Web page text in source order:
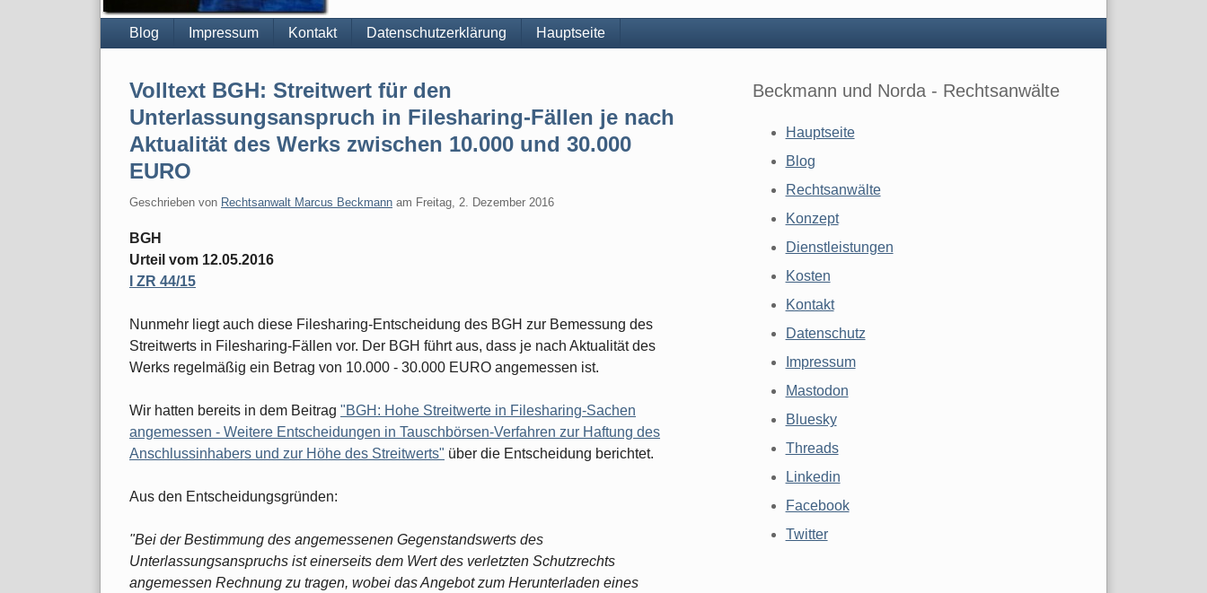
Blog Impressum Kontakt Datenschutzerklärung Hauptseite
Volltext BGH: Streitwert für den
Unterlassungsanspruch in Filesharing-Fällen je nach
Aktualität des Werks zwischen 10.000 und 30.000
EURO
Geschrieben von Rechtsanwalt Marcus Beckmann am Freitag, 2. Dezember 2016
BGH
Urteil vom 12.05.2016
I ZR 44/15
Nunmehr liegt auch diese Filesharing-Entscheidung des BGH zur Bemessung des
Streitwerts in Filesharing-Fällen vor. Der BGH führt aus, dass je nach Aktualität des
Werks regelmäßig ein Betrag von 10.000 - 30.000 EURO angemessen ist.
Wir hatten bereits in dem Beitrag "BGH: Hohe Streitwerte in Filesharing-Sachen
angemessen - Weitere Entscheidungen in Tauschbörsen-Verfahren zur Haftung des
Anschlussinhabers und zur Höhe des Streitwerts" über die Entscheidung berichtet.
Aus den Entscheidungsgründen:
"Bei der Bestimmung des angemessenen Gegenstandswerts des
Unterlassungsanspruchs ist einerseits dem Wert des verletzten Schutzrechts
angemessen Rechnung zu tragen, wobei das Angebot zum Herunterladen eines
Beckmann und Norda - Rechtsanwälte
Hauptseite
Blog
Rechtsanwälte
Konzept
Dienstleistungen
Kosten
Kontakt
Datenschutz
Impressum
Mastodon
Bluesky
Threads
Linkedin
Facebook
Twitter